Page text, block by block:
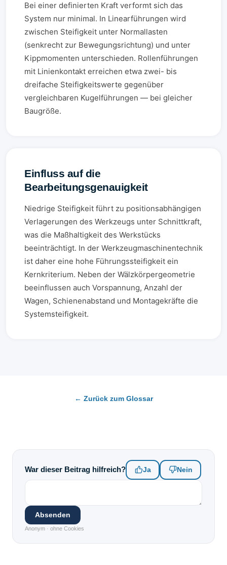
Bei einer definierten Kraft verformt sich das
System nur minimal. In Linearführungen wird
zwischen Steifigkeit unter Normallasten
(senkrecht zur Bewegungsrichtung) und unter
Kippmomenten unterschieden. Rollenführungen
mit Linienkontakt erreichen etwa zwei- bis
dreifache Steifigkeitswerte gegenüber
vergleichbaren Kugelführungen — bei gleicher
Baugröße.
Einfluss auf die
Bearbeitungsgenauigkeit
Niedrige Steifigkeit führt zu positionsabhängigen
Verlagerungen des Werkzeugs unter Schnittkraft,
was die Maßhaltigkeit des Werkstücks
beeinträchtigt. In der Werkzeugmaschinentechnik
ist daher eine hohe Führungssteifigkeit ein
Kernkriterium. Neben der Wälzkörpergeometrie
beeinflussen auch Vorspannung, Anzahl der
Wagen, Schienenabstand und Montagekräfte die
Systemsteifigkeit.
← Zurück zum Glossar
War dieser Beitrag hilfreich? Ja Nein
Absenden
Anonym · ohne Cookies